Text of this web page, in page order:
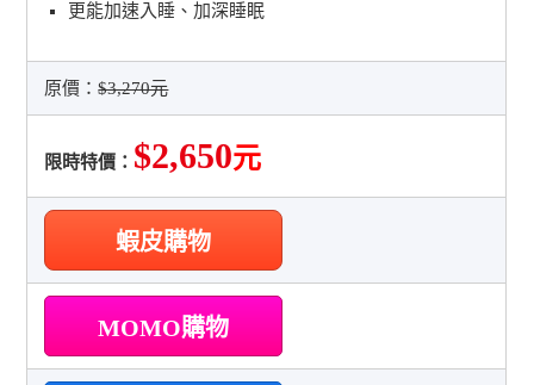
更能加速入睡、加深睡眠
原價：$3,270元
限時特價： $2,650元
蝦皮購物
MOMO購物